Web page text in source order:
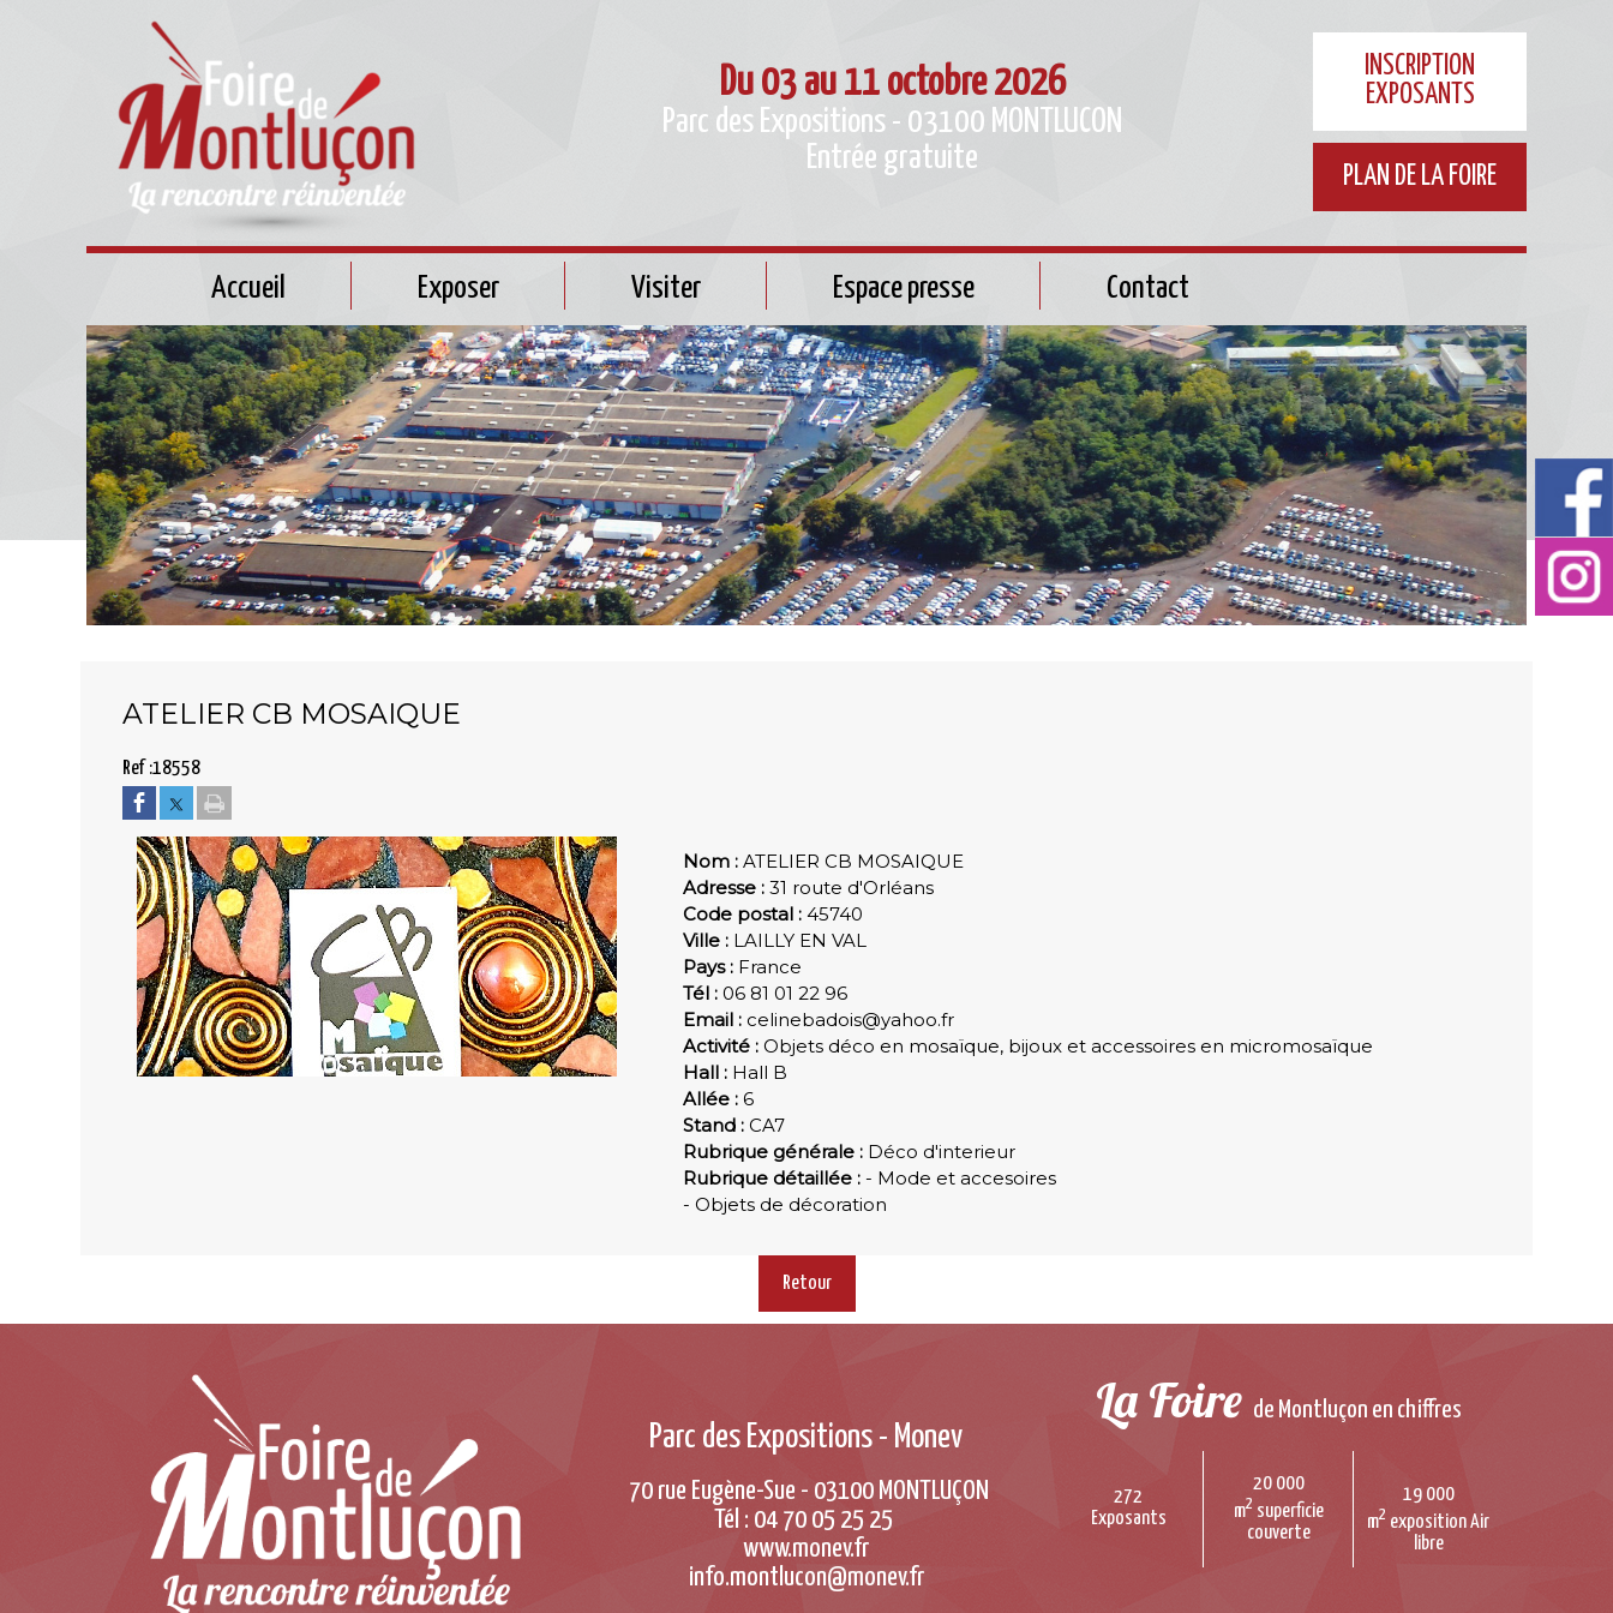
Du 03 au 11 octobre 2026
Parc des Expositions - 03100 MONTLUCON
Entrée gratuite
PLAN DE LA FOIRE
INSCRIPTION
EXPOSANTS
Accueil Exposer Visiter Espace presse Contact
ATELIER CB MOSAIQUE
18558
Nom
ATELIER CB MOSAIQUE
Adresse
31 route d'Orléans
Code postal
45740
Ville
LAILLY EN VAL
Pays
France
Tél
06 81 01 22 96
Email
celinebadois@yahoo.fr
Activité
Objets déco en mosaïque, bijoux et accessoires en micromosaïque
Hall
Hall B
Allée
6
Stand
CA7
Rubrique générale
Déco d'interieur
Rubrique détaillée
- Mode et accesoires
- Objets de décoration
Retour
Parc des Expositions - Monev
70 rue Eugène-Sue - 03100 MONTLUÇON
Tél : 04 70 05 25 25
www.monev.fr
info.montlucon@monev.fr
La Foire de Montluçon en chiffres
272
Exposants
20 000
m2 superficie
couverte
19 000
m2 exposition Air
libre